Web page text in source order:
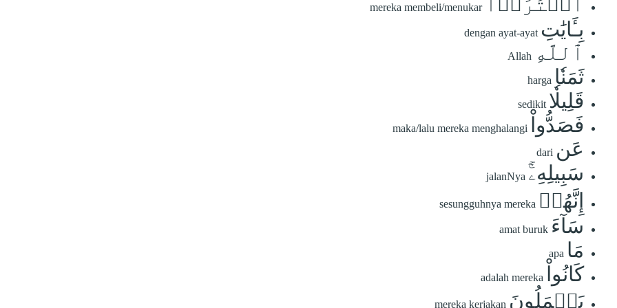
mereka membeli/menukar
بِـَٔايَٰتِ dengan ayat-ayat
ٱللَّهِ Allah
ثَمَنٗا harga
قَلِيلٗا sedikit
فَصَدُّواْ maka/lalu mereka menghalangi
عَن dari
سَبِيلِهِۦٓۚ jalanNya
إِنَّهُمۡ sesungguhnya mereka
سَآءَ amat buruk
مَا apa
كَانُواْ adalah mereka
يَعۡمَلُونَ mereka kerjakan